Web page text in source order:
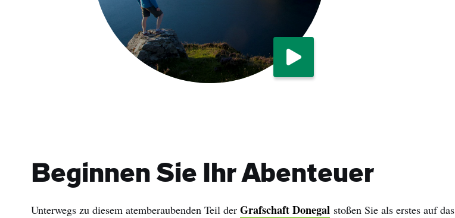
Beginnen Sie Ihr Abenteuer
Unterwegs zu diesem atemberaubenden Teil der Grafschaft Donegal stoßen Sie als erstes auf das